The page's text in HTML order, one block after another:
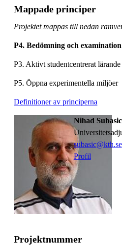
Mappade principer
Projektet mappas till nedan
P4. Bedömning och
P3. Aktivt studentcentrerat lärande
P5. Öppna experimentella miljöer
Definitioner av principerna
Nihad Subasic
subasic@kth.se
Profil
Projektnummer